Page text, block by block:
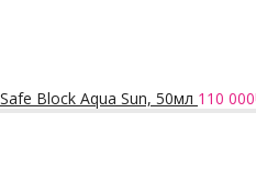
Block Aqua Sun, 50мл 110 000